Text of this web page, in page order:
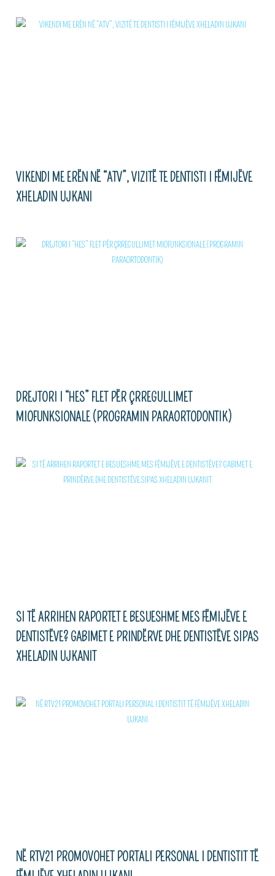
VIKENDI ME ERËN NË “ATV”, VIZITË TE DENTISTI I FËMIJËVE
XHELADIN UJKANI
DREJTORI I “HES” FLET PËR ÇRREGULLIMET
MIOFUNKSIONALE (PROGRAMIN PARAORTODONTIK)
SI TË ARRIHEN RAPORTET E BESUESHME MES FËMIJËVE E
DENTISTËVE? GABIMET E PRINDËRVE DHE DENTISTËVE SIPAS
XHELADIN UJKANIT
NË RTV21 PROMOVOHET PORTALI PERSONAL I DENTISTIT TË